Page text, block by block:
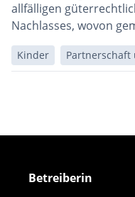
allfälligen
Nachlasses, wovon
Kinder Partnerschaft
Betreiberin